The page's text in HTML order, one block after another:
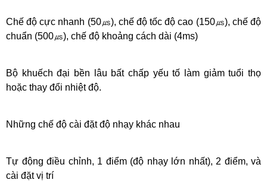
Chế độ cực nhanh (50㎲), chế độ tốc độ cao (150㎲), chế độ
chuẩn (500㎲), chế độ khoảng cách dài (4ms)
Bộ khuếch đại bền lâu bất chấp yếu tố làm giảm tuổi thọ
hoặc thay đổi nhiệt độ.
Những chế độ cài đặt độ nhạy khác nhau
Tự động điều chỉnh, 1 điểm (độ nhạy lớn nhất), 2 điểm, và
cài đặt vị trí